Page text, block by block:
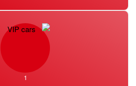
صيانتها جيدًا بجميع الملحقات ، مما يوفر
إقامتك في باكو. جرب حرية استكشاف
مع سياراتنا المستأجرة في باكو.
أفضل خدمة لتأجير السيارات –
1